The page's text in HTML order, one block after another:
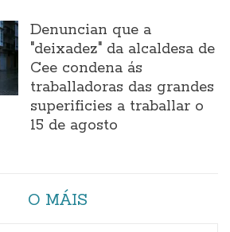
Denuncian que a
"deixadez" da alcaldesa de
Cee condena ás
traballadoras das grandes
superificies a traballar o
15 de agosto
O MÁIS